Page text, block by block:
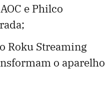
e Philco
Roku Streaming
o aparelho